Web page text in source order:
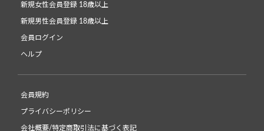
新規女性会員登録 18歳以上
新規男性会員登録 18歳以上
会員ログイン
ヘルプ
会員規約
プライバシーポリシー
会社概要/特定商取引法に基づく表記